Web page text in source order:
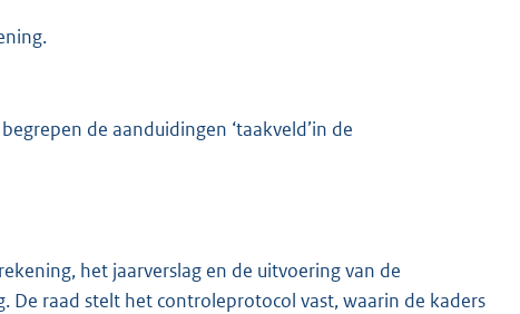
de aanduidingen ‘taakveld’in de
het jaarverslag en de uitvoering van de
De raad stelt het controleprotocol vast, waarin de kaders